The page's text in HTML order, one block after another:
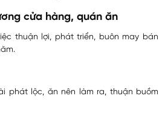
cửa hàng, quán ăn
thuận lợi, phát triển, buôn may bán
phát lộc, ăn nên làm ra, thuận buồm